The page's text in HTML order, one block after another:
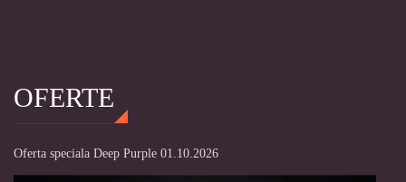
OFERTE
Oferta speciala Deep Purple 01.10.2026